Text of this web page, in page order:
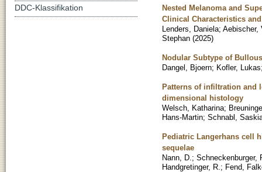
Nested Melanoma and
Clinical Characteristics
Lenders, Daniela; Aebischer,
Stephan (2025)
Nodular Subtype of
Dangel, Bjoern; Kofler, Lukas
Patterns of infiltration and
dimensional histology
Welsch, Katharina;
Hans-Martin; Schnabl,
Pediatric Langerhans cell
sequelae
Nann, D. ; Schneckenburger,
Handgretinger, R. ; Fend,
DDC-Klassifikation